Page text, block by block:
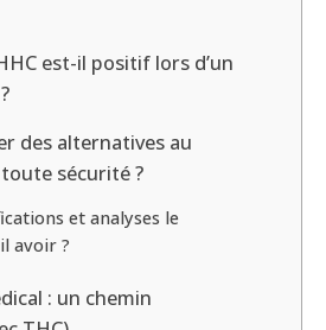
est-il positif lors d’un
des alternatives au
sécurité ?
et analyses le
avoir ?
: un chemin